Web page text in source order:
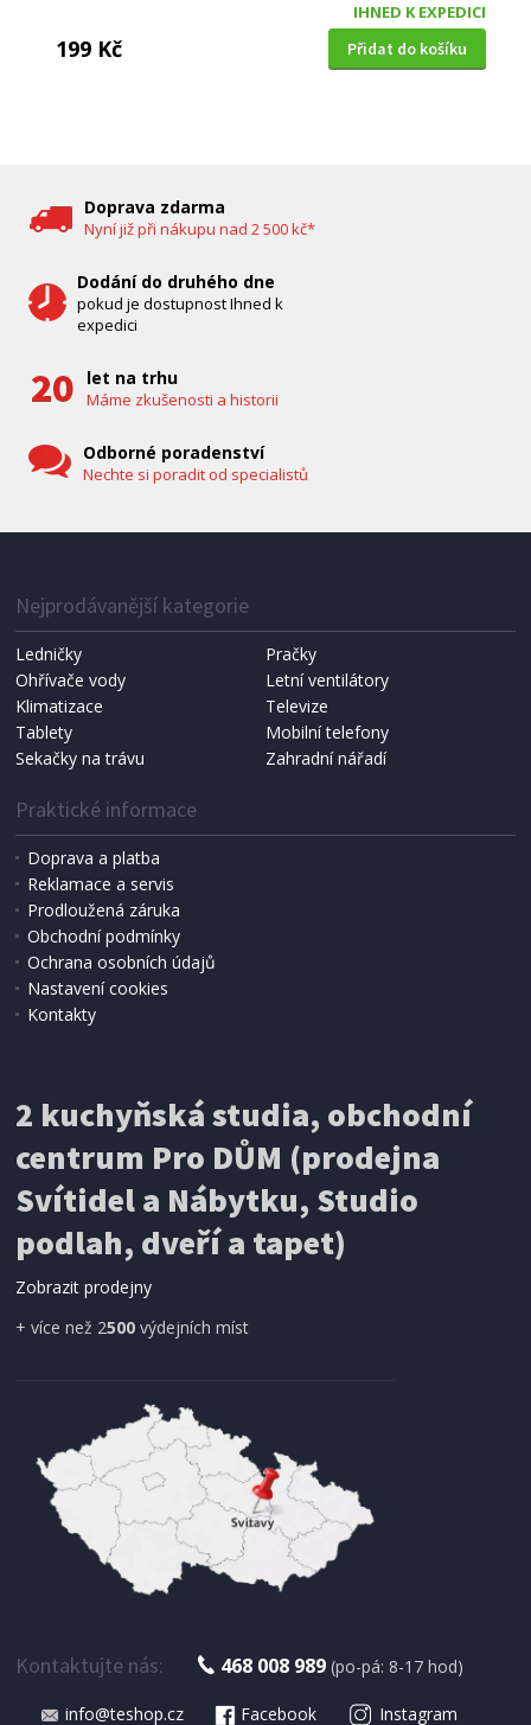
IHNED K EXPEDICI
199 Kč Přidat do košíku
NÁHRADNÍ SÁČKY DO VYSAVAČE
Koma KRA-SB02S (Multi Bag, S-BAG SMS)
199 Kč Přidat do košíku
SÍŤ PROTI HMYZU
ProGarden KO-CY5910600 Síť proti hmyzu do
dveří magnetická 210 x 100 cm
Doprava zdarma
Nyní již při nákupu nad 2 500 kč*
Dodání do druhého dne
pokud je dostupnost Ihned k
expedici
let na trhu
Máme zkušenosti a historii
Odborné poradenství
Nechte si poradit od specialistů
Nejprodávanější kategorie
Ledničky
Pračky
Ohřívače vody
Letní ventilátory
Klimatizace
Televize
Tablety
Mobilní telefony
Sekačky na trávu
Zahradní nářadí
Praktické informace
Doprava a platba
Reklamace a servis
Prodloužená záruka
Obchodní podmínky
Ochrana osobních údajů
Nastavení cookies
Kontakty
2 kuchyňská studia, obchodní
centrum Pro DŮM (prodejna
Svítidel a Nábytku, Studio
podlah, dveří a tapet)
Zobrazit prodejny
+ více než 2500 výdejních míst
Kontaktujte nás: 468 008 989 (po-pá: 8-17 hod)
info@teshop.cz Facebook Instagram